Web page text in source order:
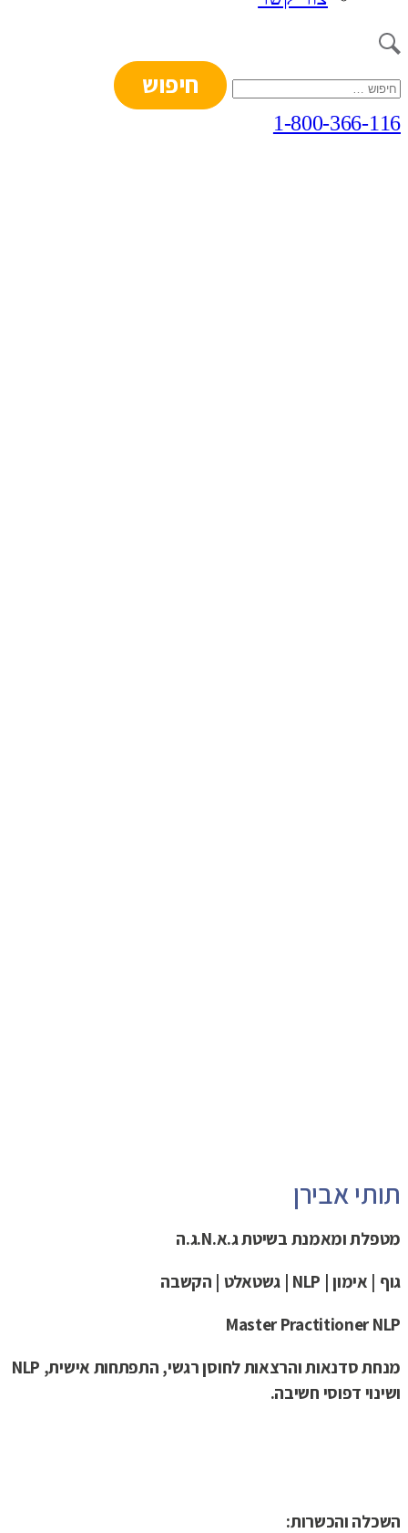
חיפוש:
1-800-366-116
תותי אבירן
מטפלת ומאמנת בשיטת ג.א.N.ג.ה
גוף | אימון | NLP | גשטאלט | הקשבה
Master Practitioner NLP
מנחת סדנאות והרצאות לחוסן רגשי, התפתחות אישית, NLP
ושינוי דפוסי חשיבה.
השכלה והכשרות: